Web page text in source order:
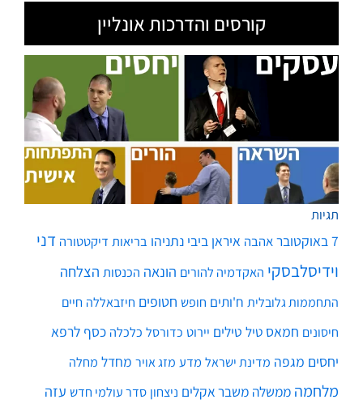
קורסים והדרכות אונליין
תגיות
7 באוקטובר אהבה איראן ביבי נתניהו בריאות דיקטטורה דני
וידיסלבסקי האקדמיה להורים הונאה הכנסות הצלחה
התחממות גלובלית ח'ותים חופש חטופים חיזבאללה חיים
חיסונים חמאס טיל טילים יירוט כדורסל כלכלה כסף לרפא
יחסים מגפה מדינת ישראל מדע מזג אויר מחדל מחלה
מלחמה ממשלה משבר אקלים ניצחון סדר עולמי חדש עזה